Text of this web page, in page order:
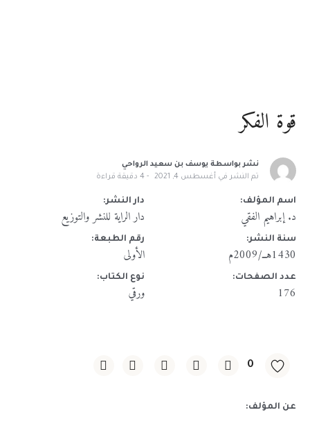
قوة الفكر
نشر بواسطة يوسف بن سعيد الرواحي
تم النشر في أغسطس 4, 2021 4 دقيقة قراءة
اسم المؤلف:
د. إبراهيم الفقي
دار النشر:
دار الراية للنشر والتوزيع
سنة النشر:
1430هــ/2009م
رقم الطبعة:
الأولى
عدد الصفحات:
176
نوع الكتاب:
ورقي
0
عن المؤلف: